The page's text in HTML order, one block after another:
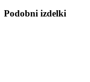
Podobni izdelki